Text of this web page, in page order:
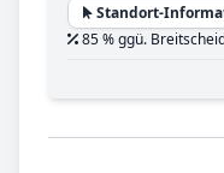
Standort-
85 % ggü.